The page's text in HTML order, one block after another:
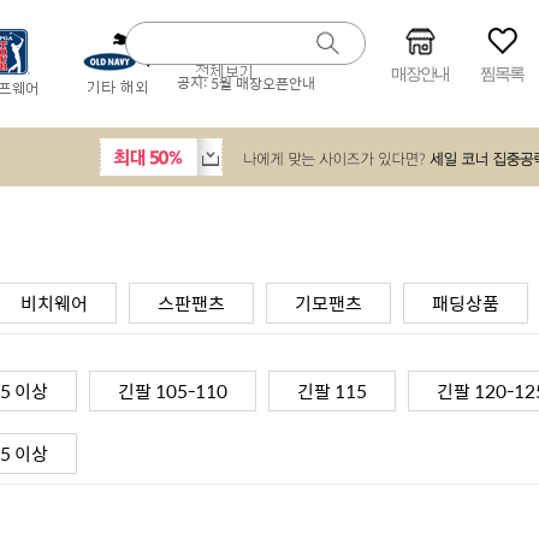
공지:5월 매장오픈안내 매장안내 찜목록
비치웨어 스판팬츠 기모팬츠 패딩상품
이상 긴팔 105-110 긴팔 115 긴팔 120-
이상